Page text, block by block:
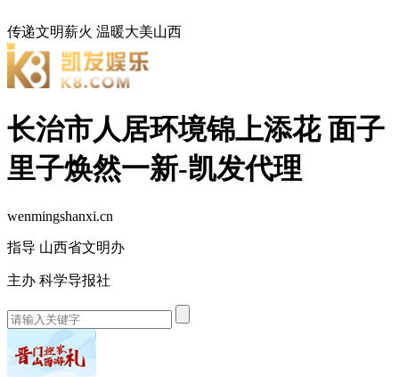
传递文明薪火 温暖大美山西
长治市人居环境锦上添花 面子
里子焕然一新-凯发代理
wenmingshanxi.cn
指导 山西省文明办
主办 科学导报社